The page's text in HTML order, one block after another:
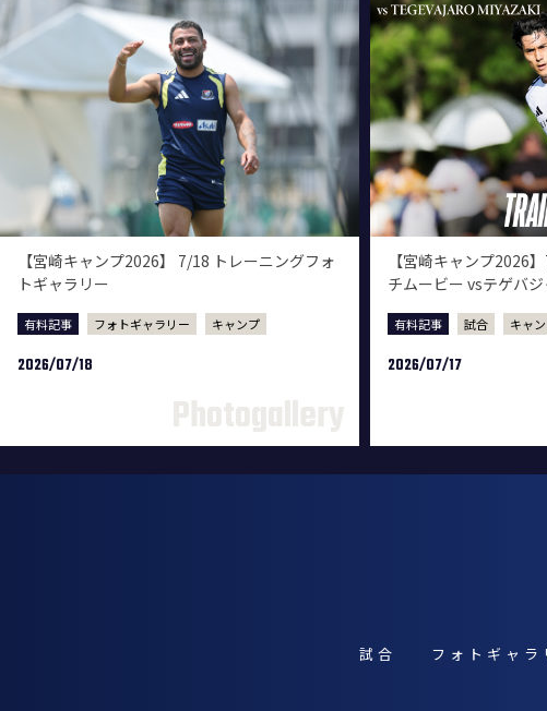
【宮崎キャンプ2026】 7/18 トレーニングフォ
トギャラリー
有料記事 フォトギャラリー キャンプ
2026/07/18
【宮崎キャンプ2026
チムービー vsテゲバ
有料記事 試合 キャ
2026/07/17
試合 フォトギャラ